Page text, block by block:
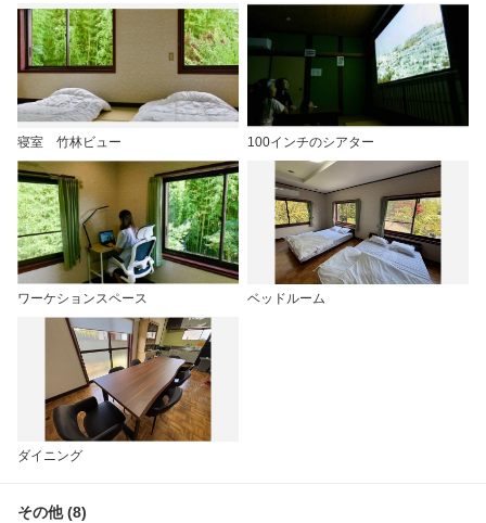
寝室 竹林ビュー 100インチのシアター
ワーケションスペース ベッドルーム
ダイニング
その他 (8)